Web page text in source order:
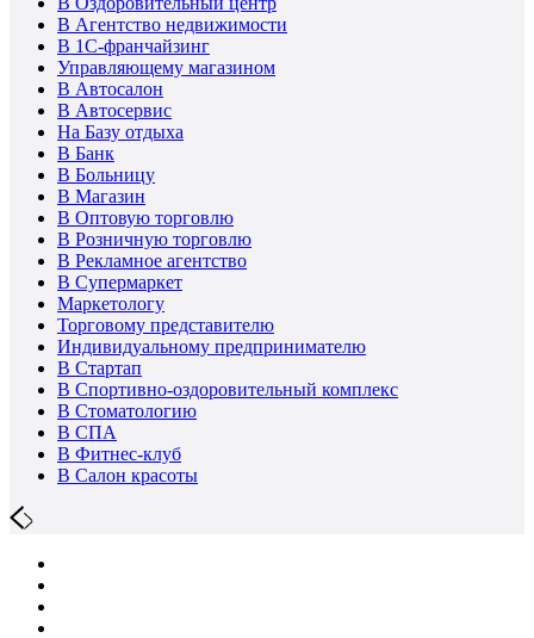
В Агентство недвижимости
В 1С-франчайзинг
Управляющему магазином
В Автосалон
В Автосервис
На Базу отдыха
В Банк
В Больницу
В Магазин
В Оптовую торговлю
В Розничную торговлю
В Рекламное агентство
В Супермаркет
Маркетологу
Торговому представителю
Индивидуальному предпринимателю
В Стартап
В Спортивно-оздоровительный комплекс
В Стоматологию
В СПА
В Фитнес-клуб
В Салон красоты